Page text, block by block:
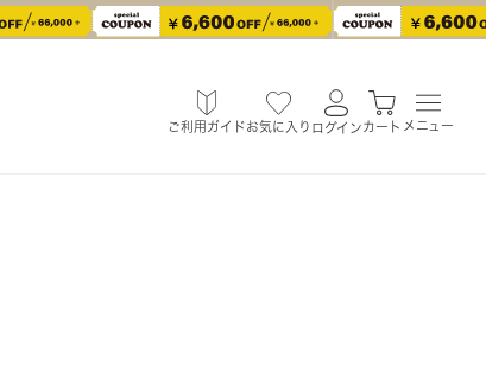
ご利用ガイドお気に入り ログインカート メニュー